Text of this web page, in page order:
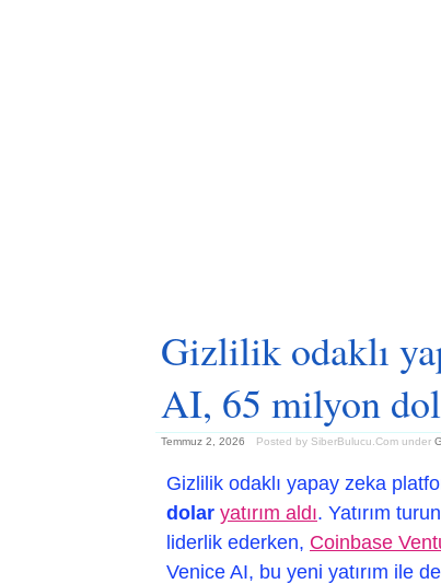
Gizlilik odaklı
AI, 65 milyon
Temmuz 2, 2026 Posted by SiberBulucu.Com under
Gizlilik odaklı yapay zeka
dolar yatırım aldı. Yatırım
liderlik ederken, Coinbase
Venice AI, bu yeni yatırım ile